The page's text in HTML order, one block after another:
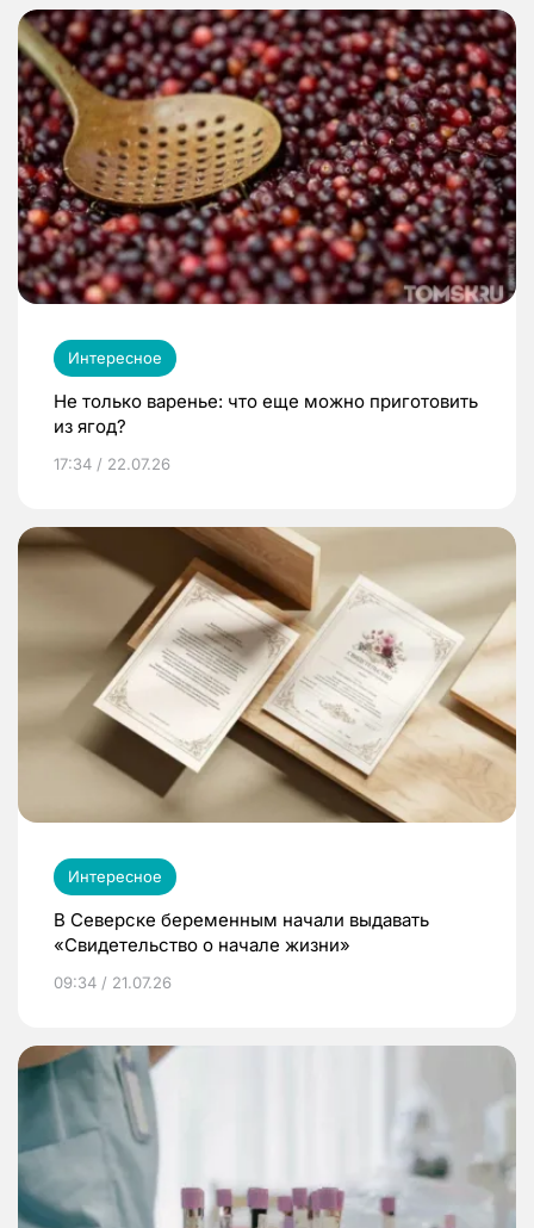
Интересное
Не только варенье: что еще можно приготовить
из ягод?
17:34 / 22.07.26
Интересное
В Северске беременным начали выдавать
«Свидетельство о начале жизни»
09:34 / 21.07.26